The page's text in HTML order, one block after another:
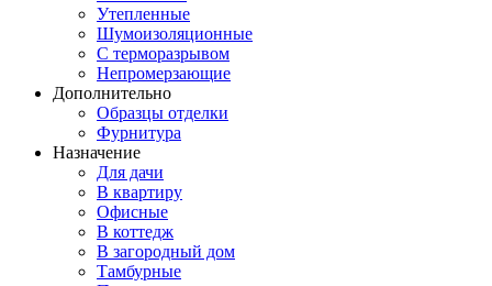
Утепленные
Шумоизоляционные
С терморазрывом
Непромерзающие
Дополнительно
Образцы отделки
Фурнитура
Назначение
Для дачи
В квартиру
Офисные
В коттедж
В загородный дом
Тамбурные